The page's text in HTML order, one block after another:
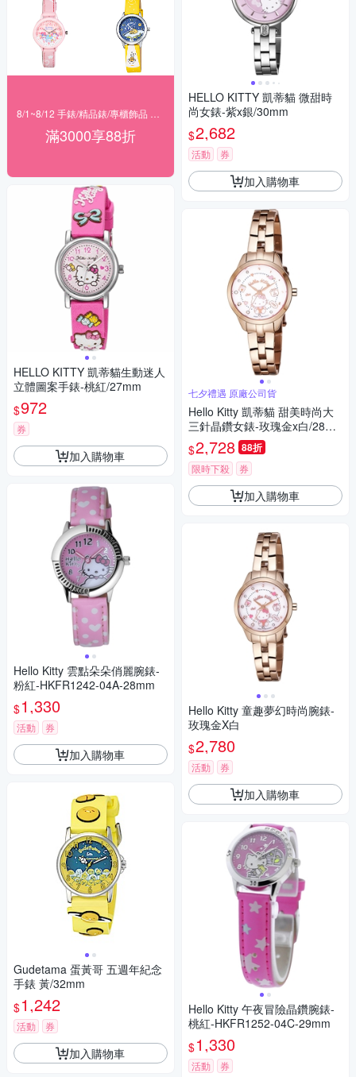
滿3000享88折
HELLO KITTY 凱蒂貓生動迷人
立體圖案手錶-桃紅/27mm
$972
券
加入購物車
Hello Kitty 雲點朵朵俏麗腕錶-
粉紅-HKFR1242-04A-28mm
$1,330
活動 券
加入購物車
Gudetama 蛋黃哥 五週年紀念
手錶 黃/32mm
$1,242
活動 券
加入購物車
HELLO KITTY 凱蒂貓 微甜時
尚女錶-紫x銀/30mm
$2,682
活動 券
加入購物車
七夕禮遇 原廠公司貨
Hello Kitty 凱蒂貓 甜美時尚大
三針晶鑽女錶-玫瑰金x白/28m
m LK707LRWS-V 七夕寵愛季
送禮推薦
$2,728 88折
限時下殺 券
加入購物車
Hello Kitty 童趣夢幻時尚腕錶-
玫瑰金X白
$2,780
活動 券
加入購物車
Hello Kitty 午夜冒險晶鑽腕錶-
桃紅-HKFR1252-04C-29mm
$1,330
活動 券